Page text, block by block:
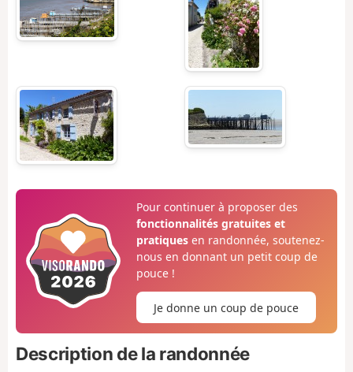
Pour continuer à proposer des
fonctionnalités gratuites et
pratiquesen randonnée, soutenez-
nous en donnant un petit coup de
pouce !
Je donne un coup de pouce
Description de la randonnée